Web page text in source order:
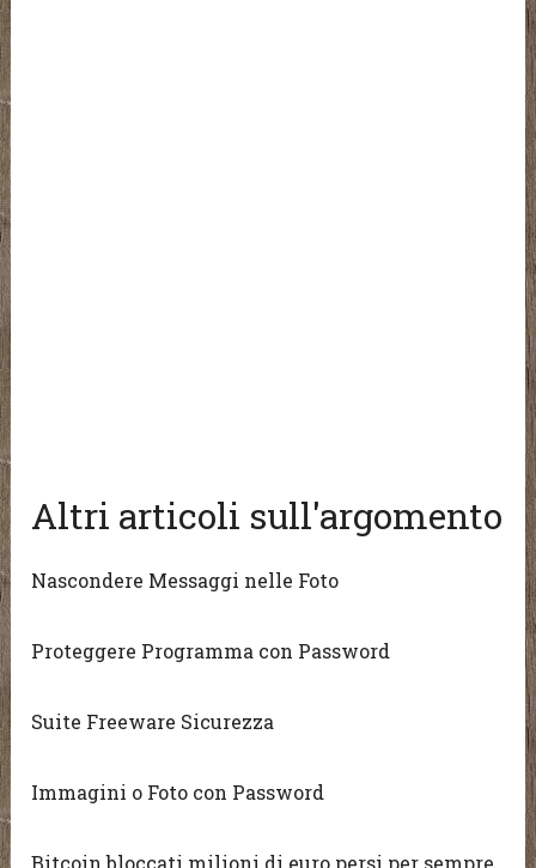
Altri articoli sull'argomento
Nascondere Messaggi nelle Foto
Proteggere Programma con Password
Suite Freeware Sicurezza
Immagini o Foto con Password
Bitcoin bloccati milioni di euro persi per sempre